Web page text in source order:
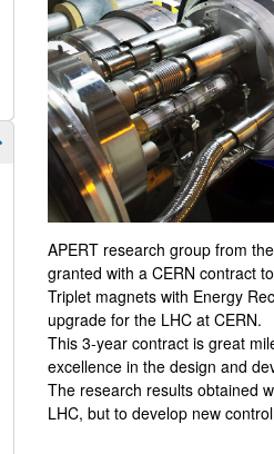
Mostrar/ocultar subpáginas
APERT research group from
granted with a CERN contract
Triplet magnets with Energy
upgrade for the LHC at CERN.
This 3-year contract is great
excellence in the design and
The research results obtained
LHC, but to develop new